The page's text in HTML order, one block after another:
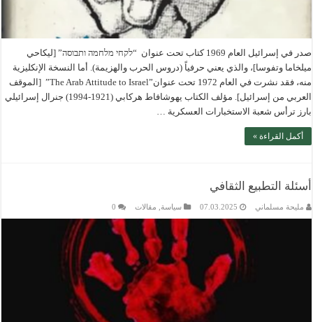
صدر في إسرائيل العام 1969 كتاب تحت عنوان “לקחי מלחמה ותבוסה” [ليكاحي
ميلخاما وتفوسا]، والذي يعني حرفياً (دروس الحرب والهزيمة). أما النسخة الإنكليزية
منه، فقد نشرت في العام 1972 تحت عنوان”The Arab Attitude to Israel” [الموقف
العربي من إسرائيل]. مؤلف الكتاب يهوشافاط هركابي (1921-1994) جنرال إسرائيلي
بارز ترأس شعبة الاستخبارات العسكرية …
أكمل القراءة »
أسئلة التطبيع الثقافي
مليحة مسلماني 07.03.2025 سياسة مقالات 0